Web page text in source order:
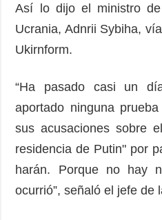
Así lo dijo el ministro
Ucrania, Adnrii Sybiha,
Ukirnform.
“Ha pasado casi un
aportado ninguna
sus acusaciones sobre
residencia de Putin" por
harán. Porque no hay
ocurrió”, señaló el jefe de